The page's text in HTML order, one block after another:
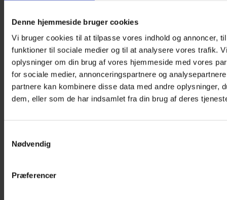
Denne hjemmeside bruger cookies
Vi bruger cookies til at tilpasse vores indhold og annoncer,
funktioner til sociale medier og til at analysere vores trafik.
oplysninger om din brug af vores hjemmeside med vores
for sociale medier, annonceringspartnere og
partnere kan kombinere disse data med andre oplysninger,
dem, eller som de har indsamlet fra din brug af deres
Nødvendig
Præferencer